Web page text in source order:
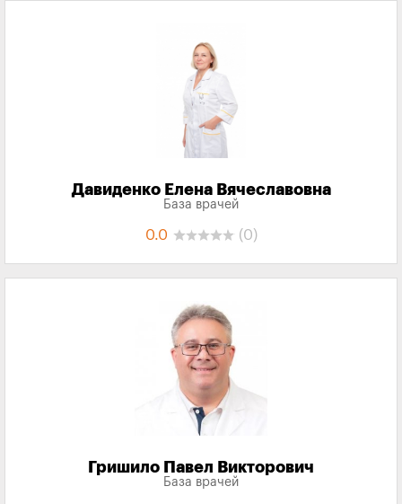
Давиденко Елена Вячеславовна
База врачей
0.0 (0)
Гришило Павел Викторович
База врачей